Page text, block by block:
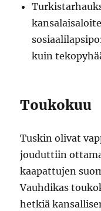
kuin
Toukokuu
Tuskin olivat
jouduttiin
kaapattujen
Vauhdikas
hetkiä